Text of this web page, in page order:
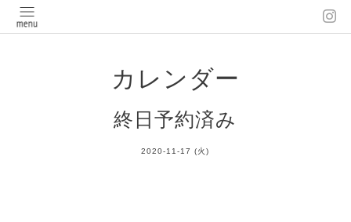
カレンダー
終日予約済み
2020-11-17 (火)